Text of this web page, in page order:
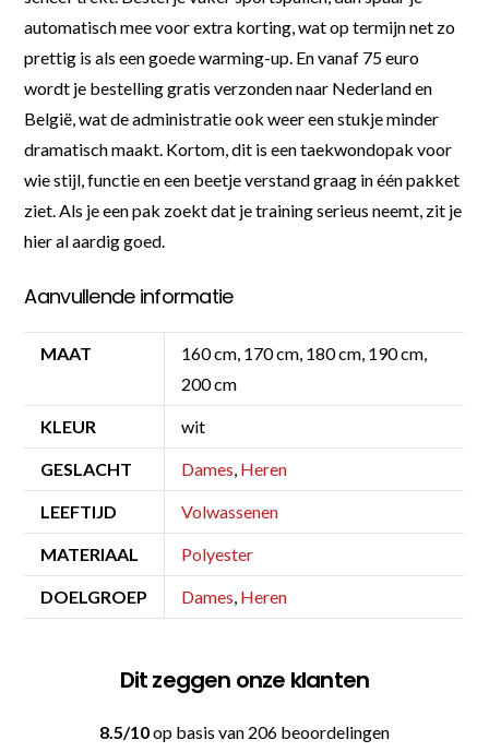
automatisch mee voor extra korting, wat op termijn net zo
prettig is als een goede warming-up. En vanaf 75 euro
wordt je bestelling gratis verzonden naar Nederland en
België, wat de administratie ook weer een stukje minder
dramatisch maakt. Kortom, dit is een taekwondopak voor
wie stijl, functie en een beetje verstand graag in één pakket
ziet. Als je een pak zoekt dat je training serieus neemt, zit je
hier al aardig goed.
Aanvullende informatie
MAAT
160 cm, 170 cm, 180 cm, 190 cm,
200 cm
KLEUR wit
GESLACHT Dames, Heren
LEEFTIJD Volwassenen
MATERIAAL Polyester
DOELGROEP Dames, Heren
Dit zeggen onze klanten
8.5/10op basis van 206 beoordelingen